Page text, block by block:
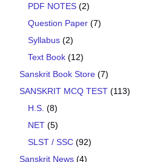
PDF NOTES (2)
Question Paper (7)
Syllabus (2)
Text Book (12)
Sanskrit Book Store (7)
SANSKRIT MCQ TEST (113)
H.S. (8)
NET (5)
SLST / SSC (92)
Sanskrit News (4)